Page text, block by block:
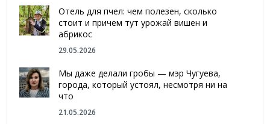
Отель для пчел: чем полезен, сколько
стоит и причем тут урожай вишен и
абрикос
29.05.2026
Мы даже делали гробы — мэр Чугуева,
города, который устоял, несмотря ни на
что
21.05.2026